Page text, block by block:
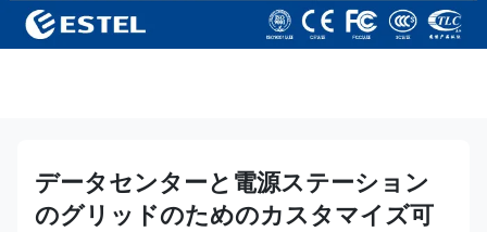
データセンターと電源ステーション
のグリッドのためのカスタマイズ可